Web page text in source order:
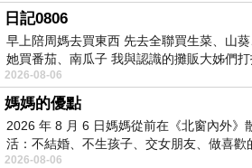
日記0806
早上陪周媽去買東西 先去全聯買生菜、山
她買番茄、南瓜子 我與認識的攤販大姊們打
2026-08-06
媽媽的優點
2026 年 8 月 6 日媽媽從前在《北窗內外》
活：不結婚、不生孩子、交女朋友、做喜歡
湖⋯⋯，
2026-08-06